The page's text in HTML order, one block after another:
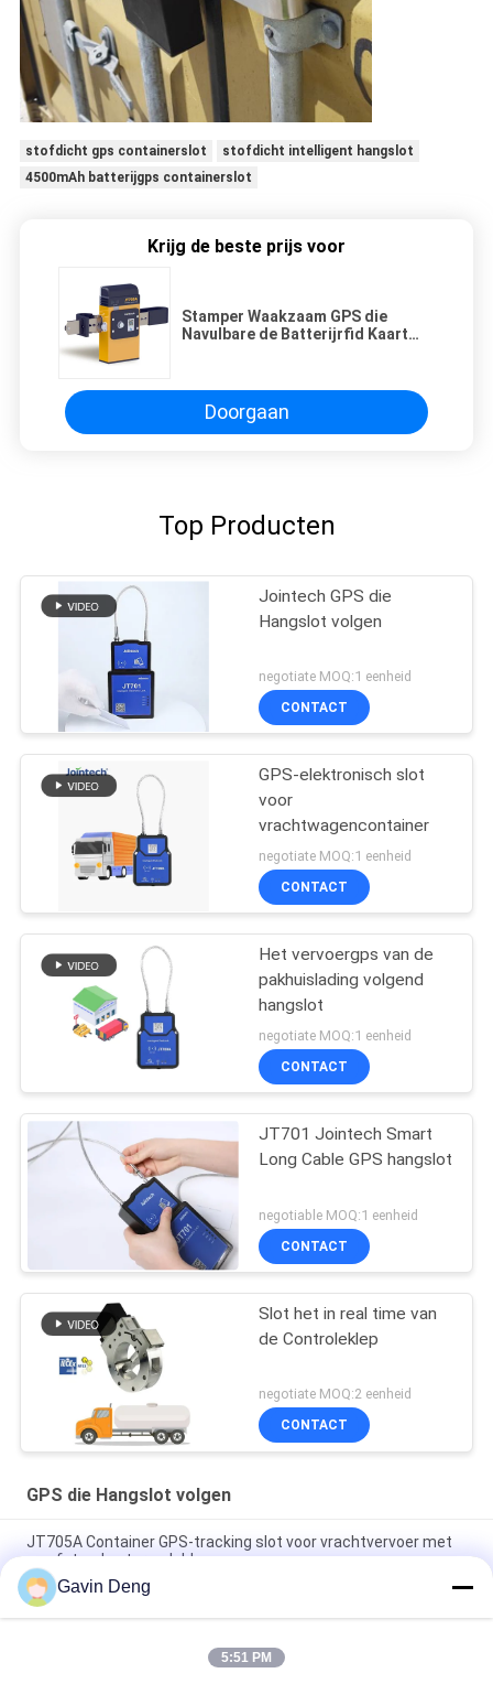
stofdicht gps containerslot
stofdicht intelligent hangslot
4500mAh batterijgps containerslot
Krijg de beste prijs voor
Stamper Waakzaam GPS die
Navulbare de Batterijrfid Kaart
Doorgaan
Top Producten
Jointech GPS die
Hangslot volgen
negotiate MOQ:1 eenheid
CONTACT
GPS-elektronisch slot
voor
vrachtwagencontainer
negotiate MOQ:1 eenheid
CONTACT
Het vervoergps van de
pakhuislading volgend
hangslot
negotiate MOQ:1 eenheid
CONTACT
JT701 Jointech Smart
Long Cable GPS hangslot
negotiable MOQ:1 eenheid
CONTACT
Slot het in real time van
de Controleklep
negotiate MOQ:2 eenheid
CONTACT
GPS die Hangslot volgen
JT705A Container GPS-tracking slot voor vrachtvervoer met
op afstand ontgrendeld
Anti-diefstal 15000mAh-Batterij GPS die Hangslot met
Afstandsbediening volgen
Jointech JT709A Container GPS tracking hangslot waterdicht
Gavin Deng
5:51 PM